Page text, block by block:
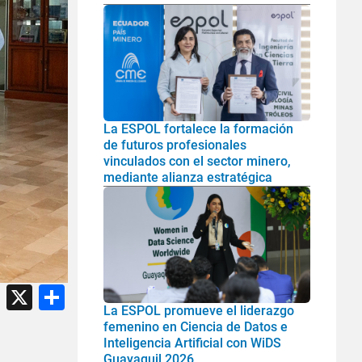
Facebook
X Share
La ESPOL fortalece la formación
de futuros profesionales
vinculados con el sector minero,
mediante alianza estratégica
La ESPOL promueve el liderazgo
femenino en Ciencia de Datos e
Inteligencia Artificial con WiDS